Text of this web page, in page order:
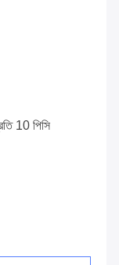
10 পিসি